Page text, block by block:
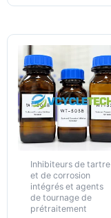
Inhibiteurs de tartre
et de corrosion
intégrés et agents
de tournage de
prétraitement